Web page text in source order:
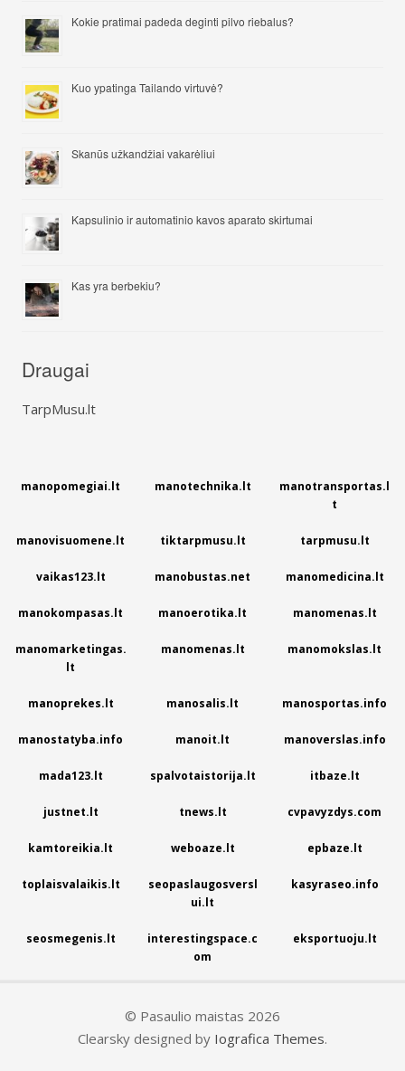
Kokie pratimai padeda deginti pilvo riebalus?
Kuo ypatinga Tailando virtuvė?
Skanūs užkandžiai vakarėliui
Kapsulinio ir automatinio kavos aparato skirtumai
Kas yra berbekiu?
Draugai
TarpMusu.lt
manopomegiai.lt manotechnika.lt
manotransportas.l
t
manovisuomene.lt tiktarpmusu.lt tarpmusu.lt
vaikas123.lt manobustas.net manomedicina.lt
manokompasas.lt manoerotika.lt manomenas.lt
manomarketingas.
lt
manomenas.lt manomokslas.lt
manoprekes.lt manosalis.lt manosportas.info
manostatyba.info manoit.lt manoverslas.info
mada123.lt spalvotaistorija.lt itbaze.lt
justnet.lt tnews.lt cvpavyzdys.com
kamtoreikia.lt weboaze.lt epbaze.lt
toplaisvalaikis.lt
seopaslaugosversl
ui.lt
kasyraseo.info
seosmegenis.lt
interestingspace.c
om
eksportuoju.lt
© Pasaulio maistas 2026
Clearsky designed by Iografica Themes.